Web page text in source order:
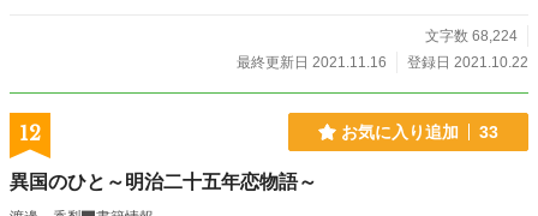
文字数 68,224
最終更新日 2021.11.16
登録日 2021.10.22
12 お気に入り追加 33
異国のひと～明治二十五年恋物語～